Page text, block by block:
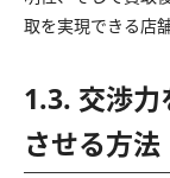
取を実現できる店
1.3. 交渉力
させる方法